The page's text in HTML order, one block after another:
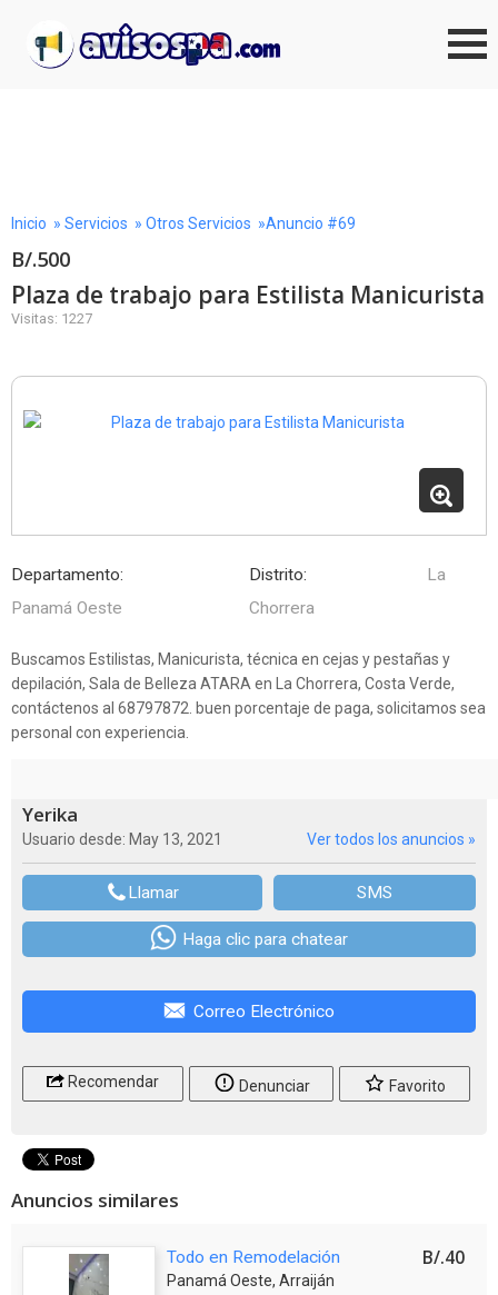
Inicio » Servicios » Otros Servicios »Anuncio #69
B/.500
Plaza de trabajo para Estilista Manicurista
Visitas: 1227
Departamento:
Panamá Oeste
Distrito:
La
Chorrera
Buscamos Estilistas, Manicurista, técnica en cejas y pestañas y
depilación, Sala de Belleza ATARA en La Chorrera, Costa Verde,
contáctenos al 68797872. buen porcentaje de paga, solicitamos sea
personal con experiencia.
Yerika
Usuario desde: May 13, 2021 Ver todos los anuncios »
Llamar SMS
Haga clic para chatear
Correo Electrónico
Recomendar Denunciar Favorito
Anuncios similares
Todo en Remodelación
Panamá Oeste, Arraiján
B/.40